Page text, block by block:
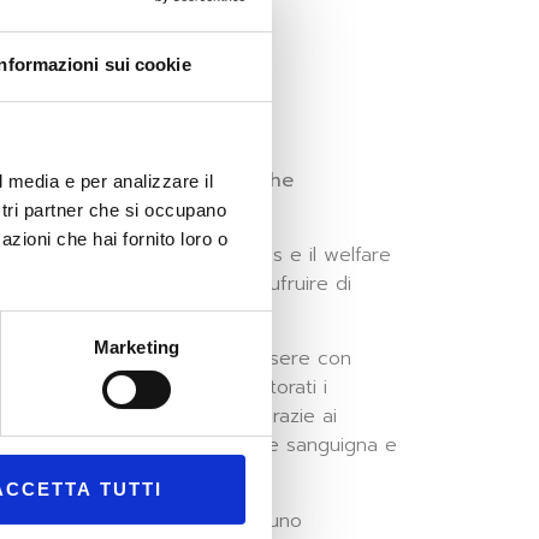
sui cookie
e per analizzare il
partner che si occupano
che hai fornito loro o
Marketing
TUTTI
a distanza, ha più che
al 2021.
con aziende multi-utilities e il welfare
dipendenti, di voler usufruire di
alle collaborazioni in essere con
possono tenere monitorati i
in caso di anomalie, grazie ai
e misuratore di pressione sanguigna e
che si è assistito a uno